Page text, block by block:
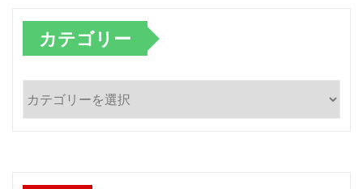
カテゴリー
テ